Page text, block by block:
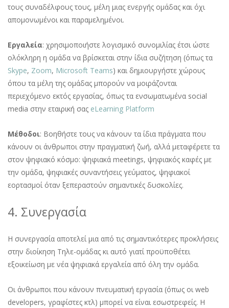
τους συναδέλφους τους, μέλη μιας ενεργής ομάδας και όχι
απομονωμένοι και παραμελημένοι.
Εργαλεία: χρησιμοποιήστε λογισμικό συνομιλίας έτσι ώστε
ολόκληρη η ομάδα να βρίσκεται στην ίδια συζήτηση (όπως τα
Skype, Zoom, Microsoft Teams) και δημιουργήστε χώρους
όπου τα μέλη της ομάδας μπορούν να μοιράζονται
περιεχόμενο εκτός εργασίας, όπως τα ενσωματωμένα social
media στην εταιρική σας eLearning Platform
Μέθοδοι: Βοηθήστε τους να κάνουν τα ίδια πράγματα που
κάνουν οι άνθρωποι στην πραγματική ζωή, αλλά μεταφέρετε τα
στον ψηφιακό κόσμο: ψηφιακά meetings, ψηφιακός καφές με
την ομάδα, ψηφιακές συναντήσεις γεύματος, ψηφιακοί
εορτασμοί όταν ξεπεραστούν σημαντικές δυσκολίες.
4. Συνεργασία
Η συνεργασία αποτελεί μια από τις σημαντικότερες προκλήσεις
στην διοίκηση Τηλε-ομάδας κι αυτό γιατί προϋποθέτει
εξοικείωση με νέα ψηφιακά εργαλεία από όλη την ομάδα.
Οι άνθρωποι που κάνουν πνευματική εργασία (όπως οι web
developers, γραφίστες κτλ) μπορεί να είναι εσωστρεφείς. Η